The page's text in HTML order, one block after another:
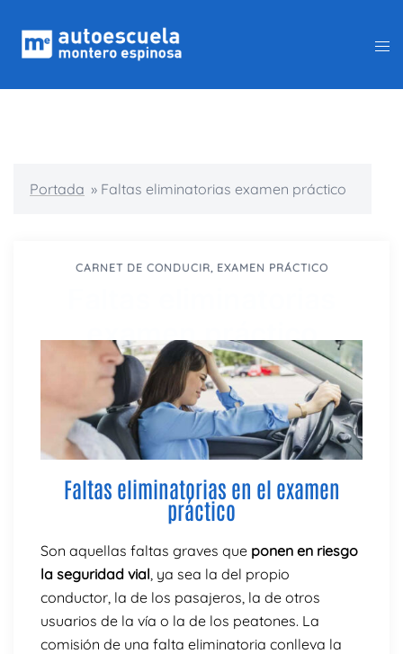
Portada » Faltas eliminatorias examen práctico
CARNET DE CONDUCIR, EXAMEN PRÁCTICO
examen práctico
Faltas eliminatorias en el examen
práctico
Son aquellas faltas graves que ponen en riesgo
la seguridad vial , ya sea la del propio
conductor, la de los pasajeros, la de otros
usuarios de la vía o la de los peatones. La
comisión de una falta eliminatoria conlleva la